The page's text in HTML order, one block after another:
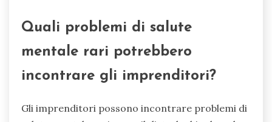
mentale e ai consigli professionali.
Queste risorse consentono alle imprenditrici di
gestire efficacemente la salute mentale mentre
navigano nei loro percorsi aziendali.